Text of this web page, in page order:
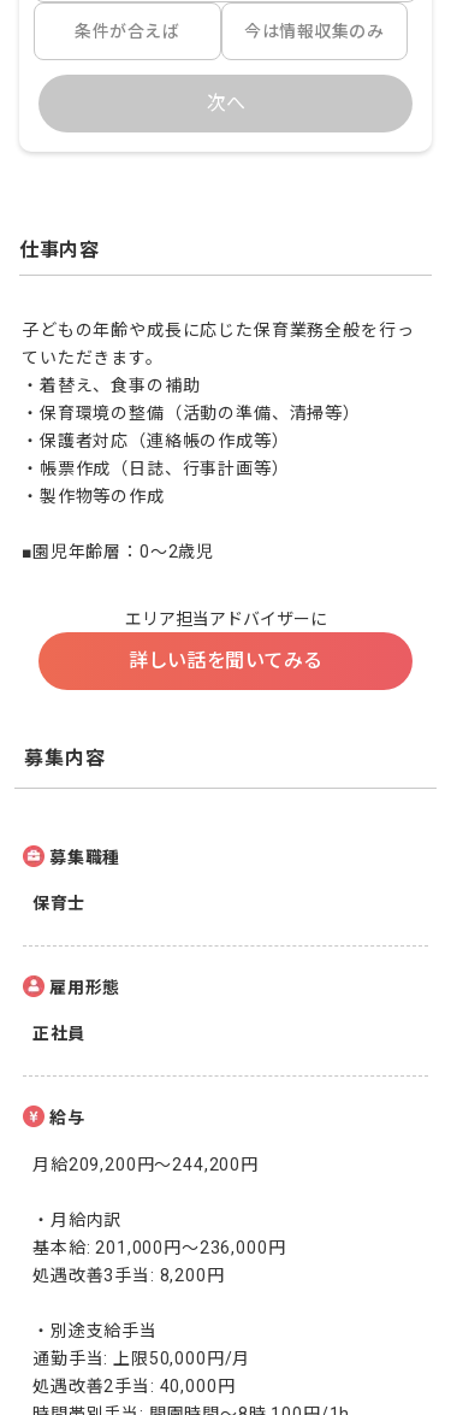
条件が合えば 今は情報収集のみ
次へ
仕事内容
子どもの年齢や成長に応じた保育業務全般を行っ
ていただきます。
・着替え、食事の補助
・保育環境の整備（活動の準備、清掃等）
・保護者対応（連絡帳の作成等）
・帳票作成（日誌、行事計画等）
・製作物等の作成
■園児年齢層：0～2歳児
エリア担当アドバイザーに
詳しい話を聞いてみる
募集内容
募集職種
保育士
雇用形態
正社員
給与
月給209,200円〜244,200円
・月給内訳
基本給: 201,000円〜236,000円
処遇改善3手当: 8,200円
・別途支給手当
通勤手当: 上限50,000円/月
処遇改善2手当: 40,000円